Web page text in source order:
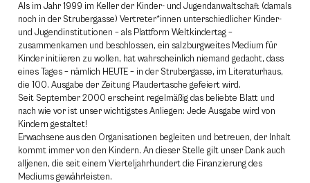
Als im Jahr 1999 im Keller der Kinder- und Jugendanwaltschaft (damals
noch in der Strubergasse) Vertreter*innen unterschiedlicher Kinder-
und Jugendinstitutionen – als Plattform Weltkindertag –
zusammenkamen und beschlossen, ein salzburgweites Medium für
Kinder initiieren zu wollen, hat wahrscheinlich niemand gedacht, dass
eines Tages – nämlich HEUTE – in der Strubergasse, im Literaturhaus,
die 100. Ausgabe der Zeitung Plaudertasche gefeiert wird.
Seit September 2000 erscheint regelmäßig das beliebte Blatt und
nach wie vor ist unser wichtigstes Anliegen: Jede Ausgabe wird von
Kindern gestaltet!
Erwachsene aus den Organisationen begleiten und betreuen, der Inhalt
kommt immer von den Kindern. An dieser Stelle gilt unser Dank auch
alljenen, die seit einem Vierteljahrhundert die Finanzierung des
Mediums gewährleisten.